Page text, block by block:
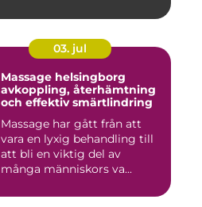
03. jul
Massage helsingborg
avkoppling, återhämtning
och effektiv smärtlindring
Massage har gått från att
vara en lyxig behandling till
att bli en viktig del av
många människors va...